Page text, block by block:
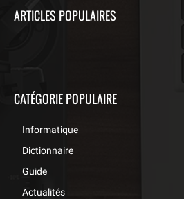
ARTICLES POPULAIRES
CATÉGORIE POPULAIRE
Informatique
Dictionnaire
Guide
Actualités